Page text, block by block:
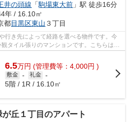
井の頭線 「駒場東大前 」駅 徒歩16分
年 / 16.10㎡
都目黒区東山 ３丁目
行き先によって経路を選べる物件です。今
タイル張りのマンションです。こちらはマ
6.5万円 (管理費等：4,000円 )
敷金 - 礼金 -
5階 / 1R / 16.10㎡
が丘１丁目のアパート